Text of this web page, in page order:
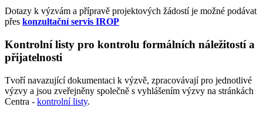
Dotazy k výzvám a přípravě projektových žádostí je možné podávat
přes konzultační servis IROP
Kontrolní listy pro kontrolu formálních náležitostí a
přijatelnosti
Tvoří navazující dokumentaci k výzvě, zpracovávají pro jednotlivé
výzvy a jsou zveřejněny společně s vyhlášením výzvy na stránkách
Centra - kontrolní listy.